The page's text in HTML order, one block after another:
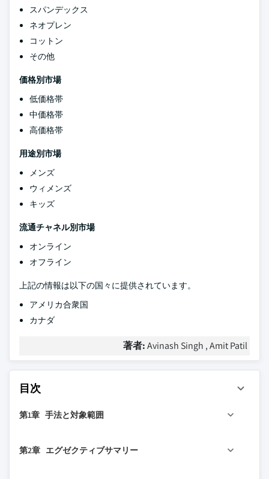
スパンデックス
ネオプレン
コットン
その他
価格別市場
低価格帯
中価格帯
高価格帯
用途別市場
メンズ
ウィメンズ
キッズ
流通チャネル別市場
オンライン
オフライン
上記の情報は以下の国々に提供されています。
アメリカ合衆国
カナダ
著者:Avinash Singh , Amit Patil
目次
第1章 手法と対象範囲
1.2 品質に関する取り組み
第2章 エグゼクティブサマリー